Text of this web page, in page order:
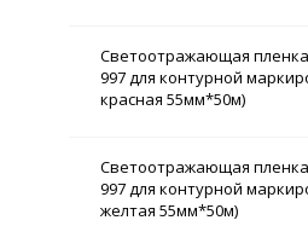
Светоотражающая
997 для контурной
красная 55мм*50м)
Светоотражающая
997 для контурной
желтая 55мм*50м)